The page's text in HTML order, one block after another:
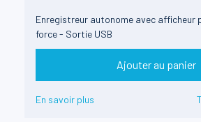
Enregistreur autonome avec afficheur
force - Sortie USB
Ajouter au panier
En savoir plus